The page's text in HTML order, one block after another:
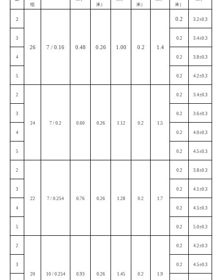
组
米）
米）
米）
2
26 7 / 0.16 0.48 0.26 1.00 0.2 1.4
0.2 3.2±0.3
3 0.2 3.4±0.3
4 0.2 3.8±0.3
5 0.2 4.2±0.3
2
24 7 / 0.2 0.60 0.26 1.12 0.2 1.5
0.2 3.4±0.3
3 0.2 3.6±0.3
4 0.2 4.0±0.3
5 0.2 4.5±0.3
2
22 7 / 0.254 0.76 0.26 1.28 0.2 1.7
0.2 3.8±0.3
3 0.2 4.1±0.3
4 0.2 4.5±0.3
5 0.2 5.0±0.3
2
20 10 / 0.254 0.93 0.26 1.45 0.2 1.9
0.2 4.2±0.3
3 0.2 4.5±0.3